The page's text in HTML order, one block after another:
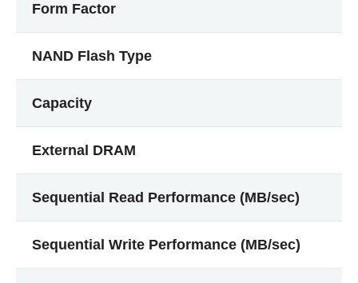
Form Factor
NAND Flash Type
Capacity
External DRAM
Sequential Read Performance (MB/sec)
Sequential Write Performance (MB/sec)